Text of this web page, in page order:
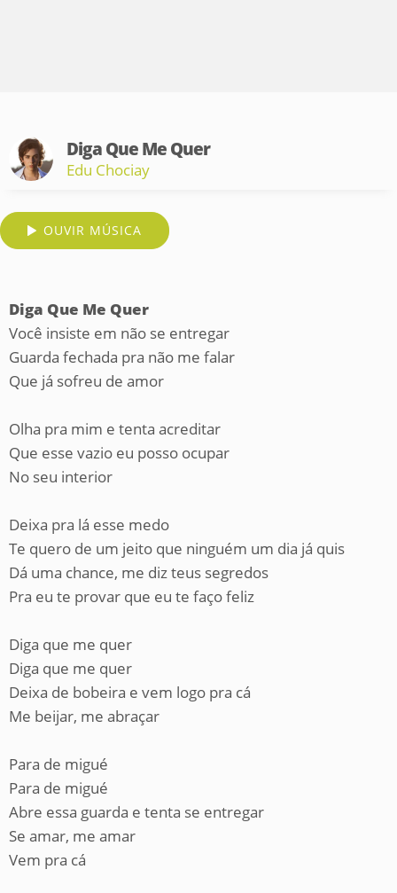
Diga Que Me Quer
Edu Chociay
OUVIR MÚSICA
Diga Que Me Quer
Você insiste em não se entregar
Guarda fechada pra não me falar
Que já sofreu de amor
Olha pra mim e tenta acreditar
Que esse vazio eu posso ocupar
No seu interior
Deixa pra lá esse medo
Te quero de um jeito que ninguém um dia já quis
Dá uma chance, me diz teus segredos
Pra eu te provar que eu te faço feliz
Diga que me quer
Diga que me quer
Deixa de bobeira e vem logo pra cá
Me beijar, me abraçar
Para de migué
Para de migué
Abre essa guarda e tenta se entregar
Se amar, me amar
Vem pra cá